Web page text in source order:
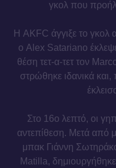
γκολ που
Η AKFC άγγιξε το γκολ
ο Alex Satariano
θέση τετ-α-τετ τον
στρώθηκε ιδανικά και,
Στο 16ο λεπτό, οι
αντεπίθεση. Μετά από
μπακ Γιάννη
Matilla,